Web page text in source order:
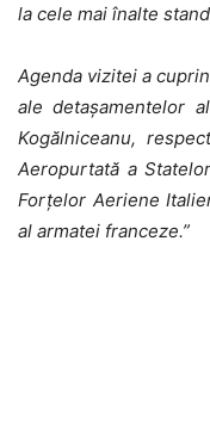
la cele mai înalte
Agenda vizitei a
ale detașamentelor
Kogălniceanu,
Aeropurtată a
Forțelor Aeriene
al armatei franceze.”